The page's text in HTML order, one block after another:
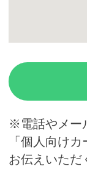
※電話やメー
「個人向け
お伝えいただ